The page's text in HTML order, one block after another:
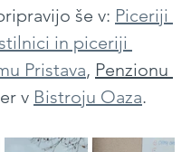
še v: Piceriji
in piceriji
Pristava, Penzionu
v Bistroju Oaza.